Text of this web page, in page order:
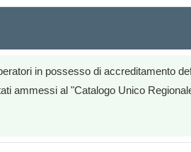
in possesso di accreditamento
ammessi al "Catalogo Unico